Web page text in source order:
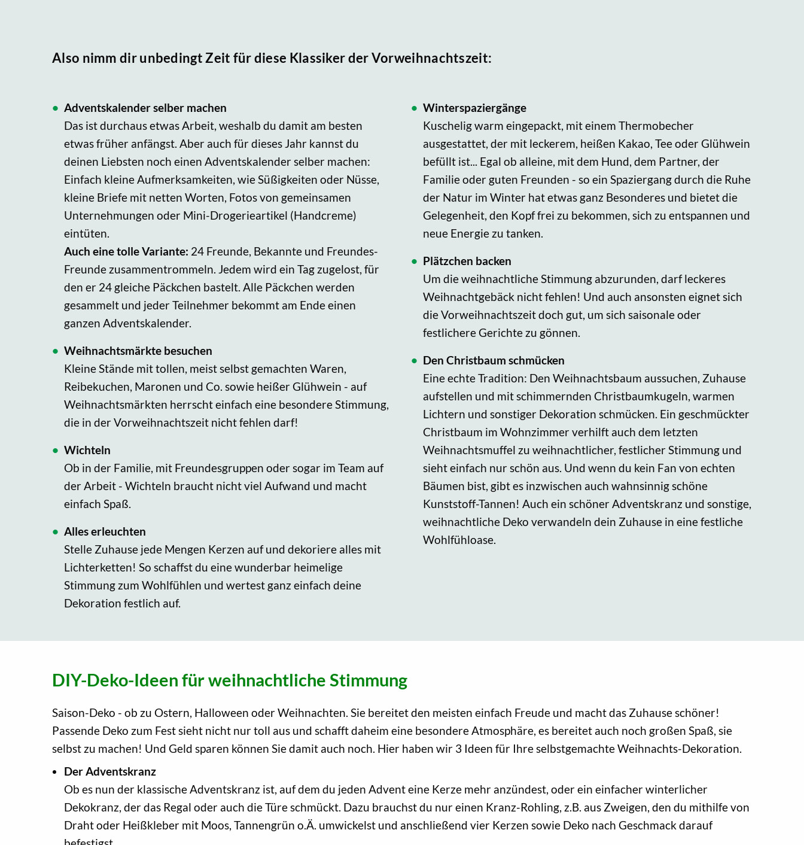
Also nimm dir unbedingt Zeit für diese Klassiker der Vorweihnachtszeit:
Adventskalender selber machen
Das ist durchaus etwas Arbeit, weshalb du damit am besten
etwas früher anfängst. Aber auch für dieses Jahr kannst du
deinen Liebsten noch einen Adventskalender selber machen:
Einfach kleine Aufmerksamkeiten, wie Süßigkeiten oder Nüsse,
kleine Briefe mit netten Worten, Fotos von gemeinsamen
Unternehmungen oder Mini-Drogerieartikel (Handcreme)
eintüten.
Auch eine tolle Variante: 24 Freunde, Bekannte und Freundes-
Freunde zusammentrommeln. Jedem wird ein Tag zugelost, für
den er 24 gleiche Päckchen bastelt. Alle Päckchen werden
gesammelt und jeder Teilnehmer bekommt am Ende einen
ganzen Adventskalender.
Weihnachtsmärkte besuchen
Kleine Stände mit tollen, meist selbst gemachten Waren,
Reibekuchen, Maronen und Co. sowie heißer Glühwein - auf
Weihnachtsmärkten herrscht einfach eine besondere Stimmung,
die in der Vorweihnachtszeit nicht fehlen darf!
Wichteln
Ob in der Familie, mit Freundesgruppen oder sogar im Team auf
der Arbeit - Wichteln braucht nicht viel Aufwand und macht
einfach Spaß.
Alles erleuchten
Stelle Zuhause jede Mengen Kerzen auf und dekoriere alles mit
Lichterketten! So schaffst du eine wunderbar heimelige
Stimmung zum Wohlfühlen und wertest ganz einfach deine
Dekoration festlich auf.
Winterspaziergänge
Kuschelig warm eingepackt, mit einem Thermobecher
ausgestattet, der mit leckerem, heißen Kakao, Tee oder Glühwein
befüllt ist... Egal ob alleine, mit dem Hund, dem Partner, der
Familie oder guten Freunden - so ein Spaziergang durch die Ruhe
der Natur im Winter hat etwas ganz Besonderes und bietet die
Gelegenheit, den Kopf frei zu bekommen, sich zu entspannen und
neue Energie zu tanken.
Plätzchen backen
Um die weihnachtliche Stimmung abzurunden, darf leckeres
Weihnachtgebäck nicht fehlen! Und auch ansonsten eignet sich
die Vorweihnachtszeit doch gut, um sich saisonale oder
festlichere Gerichte zu gönnen.
Den Christbaum schmücken
Eine echte Tradition: Den Weihnachtsbaum aussuchen, Zuhause
aufstellen und mit schimmernden Christbaumkugeln, warmen
Lichtern und sonstiger Dekoration schmücken. Ein geschmückter
Christbaum im Wohnzimmer verhilft auch dem letzten
Weihnachtsmuffel zu weihnachtlicher, festlicher Stimmung und
sieht einfach nur schön aus. Und wenn du kein Fan von echten
Bäumen bist, gibt es inzwischen auch wahnsinnig schöne
Kunststoff-Tannen! Auch ein schöner Adventskranz und sonstige,
weihnachtliche Deko verwandeln dein Zuhause in eine festliche
Wohlfühloase.
DIY-Deko-Ideen für weihnachtliche Stimmung
Saison-Deko - ob zu Ostern, Halloween oder Weihnachten. Sie bereitet den meisten einfach Freude und macht das Zuhause schöner!
Passende Deko zum Fest sieht nicht nur toll aus und schafft daheim eine besondere Atmosphäre, es bereitet auch noch großen Spaß, sie
selbst zu machen! Und Geld sparen können Sie damit auch noch. Hier haben wir 3 Ideen für Ihre selbstgemachte Weihnachts-Dekoration.
Der Adventskranz
Ob es nun der klassische Adventskranz ist, auf dem du jeden Advent eine Kerze mehr anzündest, oder ein einfacher winterlicher
Dekokranz, der das Regal oder auch die Türe schmückt. Dazu brauchst du nur einen Kranz-Rohling, z.B. aus Zweigen, den du mithilfe von
Draht oder Heißkleber mit Moos, Tannengrün o.Ä. umwickelst und anschließend vier Kerzen sowie Deko nach Geschmack darauf